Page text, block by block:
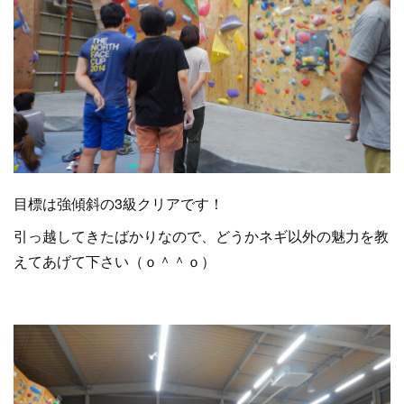
目標は強傾斜の3級クリアです！
引っ越してきたばかりなので、どうかネギ以外の魅力を教
えてあげて下さい（ｏ＾＾ｏ）